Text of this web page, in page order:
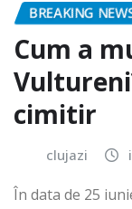
BREAKING
Cum a
cimitir
clujazi
În data de 25